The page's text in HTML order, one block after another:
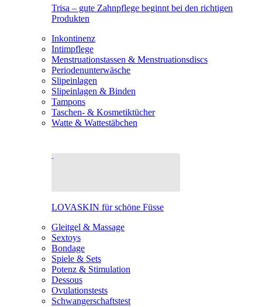
Trisa – gute Zahnpflege beginnt bei den richtigen
Produkten
Inkontinenz
Intimpflege
Menstruationstassen & Menstruationsdiscs
Periodenunterwäsche
Slipeinlagen
Slipeinlagen & Binden
Tampons
Taschen- & Kosmetiktücher
Watte & Wattestäbchen
LOVASKIN für schöne Füsse
Gleitgel & Massage
Sextoys
Bondage
Spiele & Sets
Potenz & Stimulation
Dessous
Ovulationstests
Schwangerschaftstest